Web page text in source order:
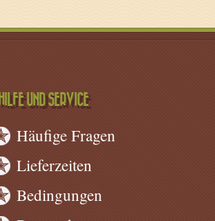
HILFE UND SERVICE
Häufige Fragen
Lieferzeiten
Bedingungen